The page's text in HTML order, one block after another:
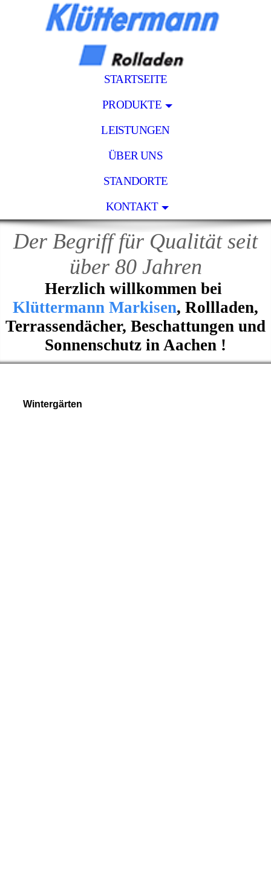
STARTSEITE
PRODUKTE
LEISTUNGEN
ÜBER UNS
STANDORTE
KONTAKT
Der Begriff für Qualität seit
über 80 Jahren
Herzlich willkommen bei
Klüttermann Markisen, Rollladen,
Terrassendächer, Beschattungen und
Sonnenschutz in Aachen !
Wintergärten